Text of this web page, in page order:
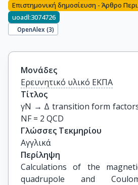
Επιστημονική δημοσίευση - Άρθρο
uoadl:3074726
OpenAlex (3)
Μονάδες
Ερευνητικό υλικό ΕΚΠΑ
Τίτλος
γN → Δ transition form
NF = 2 QCD
Γλώσσες Τεκμηρίου
Αγγλικά
Περίληψη
Calculations of the
quadrupole and